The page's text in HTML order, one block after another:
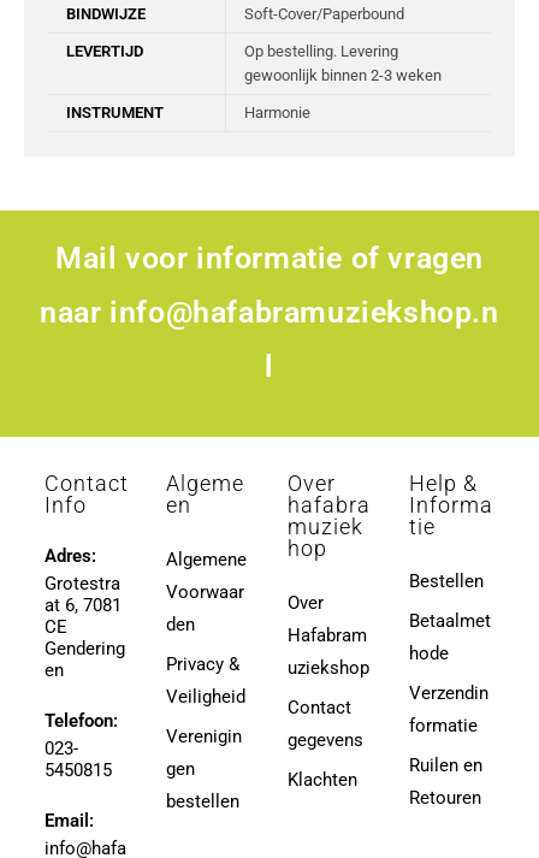
BINDWIJZE Soft-Cover/Paperbound
LEVERTIJD
Op bestelling. Levering
gewoonlijk binnen 2-3 weken
INSTRUMENT Harmonie
Mail voor informatie of vragen
naar info@hafabramuziekshop.n
Contact
Info
Adres:
Grotestra
at 6, 7081
CE
Gendering
en
Telefoon:
023-
5450815
Email:
info@hafa
Algeme
en
Algemene
Voorwaar
den
Privacy &
Veiligheid
Verenigin
gen
bestellen
Over
hafabra
muziek
hop
Over
Hafabram
uziekshop
Contact
gegevens
Klachten
Help &
Informa
tie
Bestellen
Betaalmet
hode
Verzendin
formatie
Ruilen en
Retouren